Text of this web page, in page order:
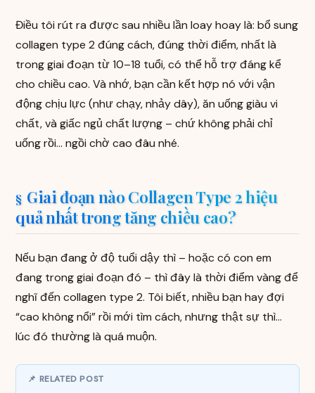
Điều tôi rút ra được sau nhiều lần loay hoay là: bổ sung
collagen type 2 đúng cách, đúng thời điểm, nhất là
trong giai đoạn từ 10–18 tuổi, có thể hỗ trợ đáng kể
cho chiều cao. Và nhớ, bạn cần kết hợp nó với vận
động chịu lực (như chạy, nhảy dây), ăn uống giàu vi
chất, và giấc ngủ chất lượng – chứ không phải chỉ
uống rồi… ngồi chờ cao đâu nhé.
Giai đoạn nào Collagen Type 2 hiệu
quả nhất trong tăng chiều cao?
Nếu bạn đang ở độ tuổi dậy thì – hoặc có con em
đang trong giai đoạn đó – thì đây là thời điểm vàng để
nghĩ đến collagen type 2. Tôi biết, nhiều bạn hay đợi
“cao không nổi” rồi mới tìm cách, nhưng thật sự thì…
lúc đó thường là quá muộn.
📌 RELATED POST